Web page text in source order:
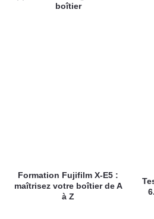
boîtier
Formation Fujifilm X-E5 :
maîtrisez votre boîtier de A
à Z